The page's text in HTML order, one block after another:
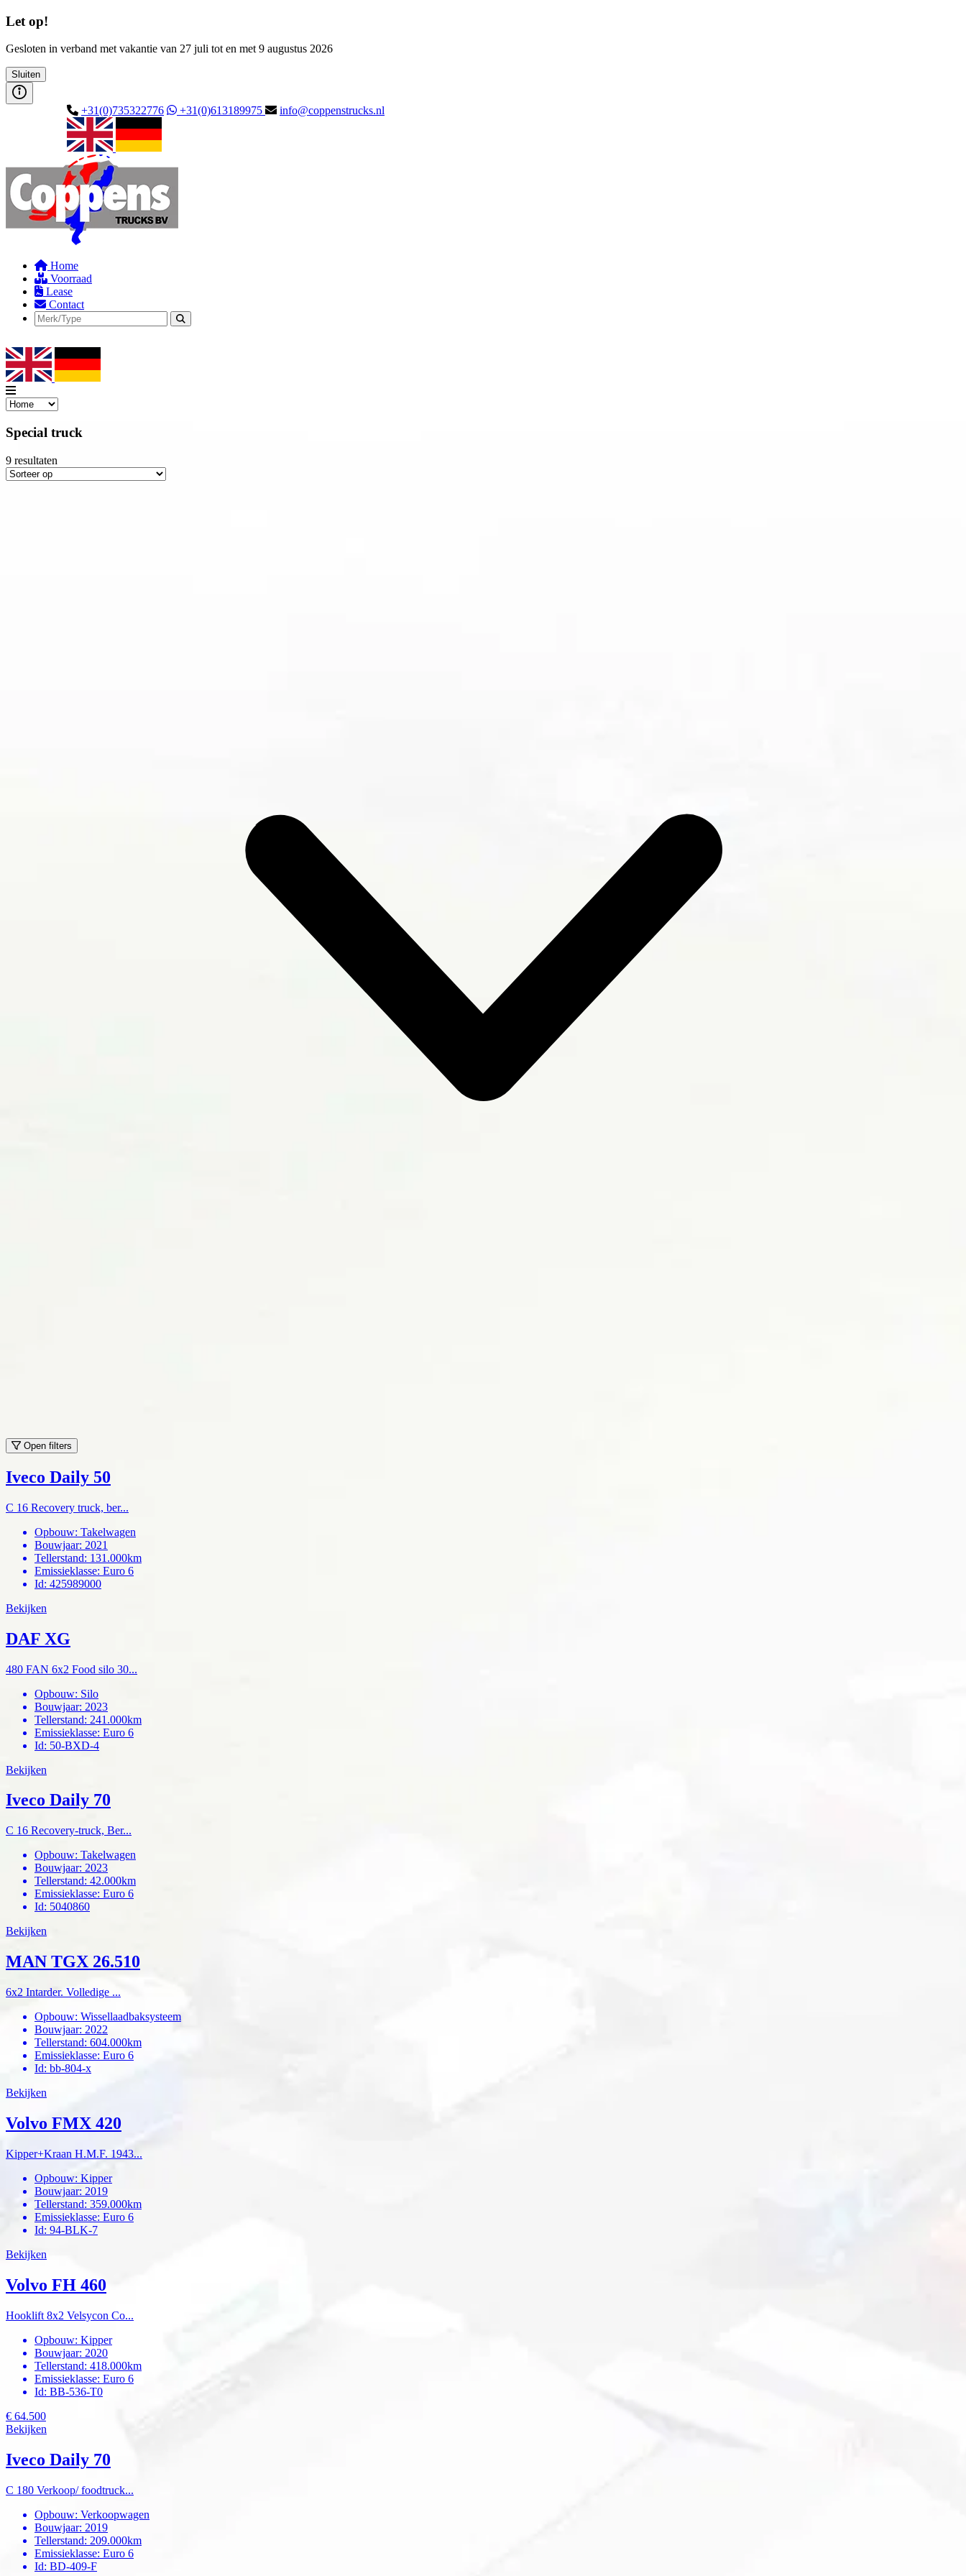
Let op!
Gesloten in verband met vakantie van 27 juli tot en met 9 augustus 2026
Sluiten
+31(0)735322776 +31(0)613189975 info@coppenstrucks.nl
Home
Voorraad
Lease
Contact
Special truck
9 resultaten
Open filters
Iveco Daily 50
C 16 Recovery truck, ber...
Opbouw: Takelwagen
Bouwjaar: 2021
Tellerstand: 131.000km
Emissieklasse: Euro 6
Id: 425989000
Bekijken
DAF XG
480 FAN 6x2 Food silo 30...
Opbouw: Silo
Bouwjaar: 2023
Tellerstand: 241.000km
Emissieklasse: Euro 6
Id: 50-BXD-4
Bekijken
Iveco Daily 70
C 16 Recovery-truck, Ber...
Opbouw: Takelwagen
Bouwjaar: 2023
Tellerstand: 42.000km
Emissieklasse: Euro 6
Id: 5040860
Bekijken
MAN TGX 26.510
6x2 Intarder. Volledige ...
Opbouw: Wissellaadbaksysteem
Bouwjaar: 2022
Tellerstand: 604.000km
Emissieklasse: Euro 6
Id: bb-804-x
Bekijken
Volvo FMX 420
Kipper+Kraan H.M.F. 1943...
Opbouw: Kipper
Bouwjaar: 2019
Tellerstand: 359.000km
Emissieklasse: Euro 6
Id: 94-BLK-7
Bekijken
Volvo FH 460
Hooklift 8x2 Velsycon Co...
Opbouw: Kipper
Bouwjaar: 2020
Tellerstand: 418.000km
Emissieklasse: Euro 6
Id: BB-536-T0
€ 64.500
Bekijken
Iveco Daily 70
C 180 Verkoop/ foodtruck...
Opbouw: Verkoopwagen
Bouwjaar: 2019
Tellerstand: 209.000km
Emissieklasse: Euro 6
Id: BD-409-F